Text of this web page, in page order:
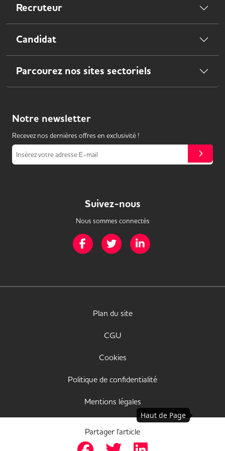
Partager l'article
Recruteur
Candidat
Parcourez nos sites sectoriels
Notre newsletter
Recevez nos dernières offres en exclusivité !
Insérez votre adresse E-mail
Suivez-nous
Nous sommes connectés
Page Facebook de Mission Handicap
Page Twitter de Mission Handicap
Plan du site
CGU
Cookies
Politique de confidentialité
Mentions légales
Déclaration d'accessibilité
Haut de Page